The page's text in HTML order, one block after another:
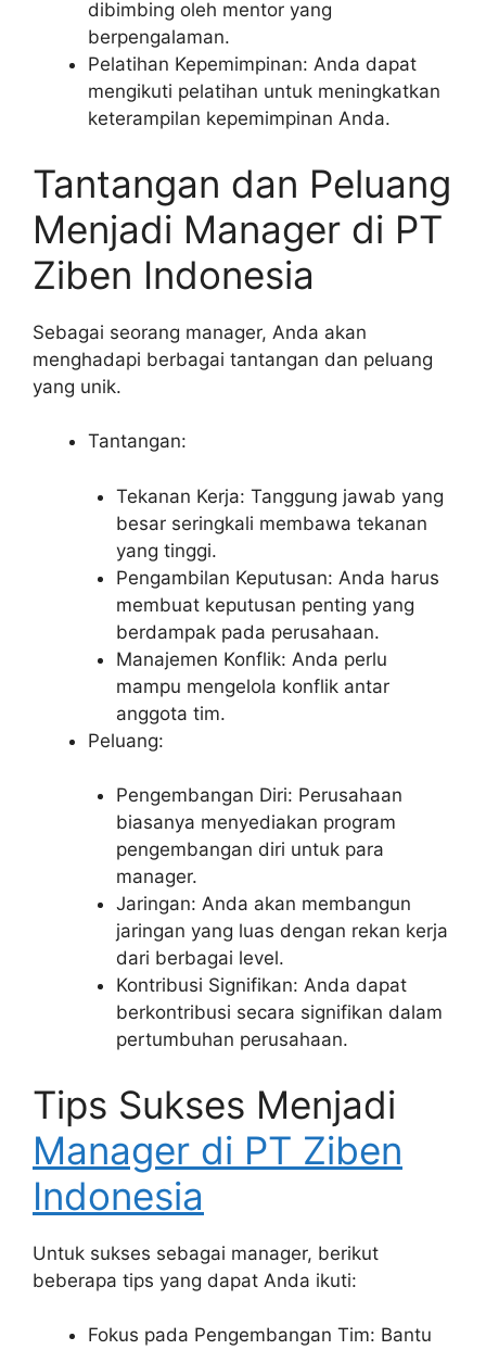
dibimbing oleh mentor yang
berpengalaman.
Pelatihan Kepemimpinan: Anda dapat
mengikuti pelatihan untuk meningkatkan
keterampilan kepemimpinan Anda.
Tantangan dan Peluang
Menjadi Manager di PT
Ziben Indonesia
Sebagai seorang manager, Anda akan
menghadapi berbagai tantangan dan peluang
yang unik.
Tantangan:
Tekanan Kerja: Tanggung jawab yang
besar seringkali membawa tekanan
yang tinggi.
Pengambilan Keputusan: Anda harus
membuat keputusan penting yang
berdampak pada perusahaan.
Manajemen Konflik: Anda perlu
mampu mengelola konflik antar
anggota tim.
Peluang:
Pengembangan Diri: Perusahaan
biasanya menyediakan program
pengembangan diri untuk para
manager.
Jaringan: Anda akan membangun
jaringan yang luas dengan rekan kerja
dari berbagai level.
Kontribusi Signifikan: Anda dapat
berkontribusi secara signifikan dalam
pertumbuhan perusahaan.
Tips Sukses Menjadi
Manager di PT Ziben
Indonesia
Untuk sukses sebagai manager, berikut
beberapa tips yang dapat Anda ikuti:
Fokus pada Pengembangan Tim: Bantu